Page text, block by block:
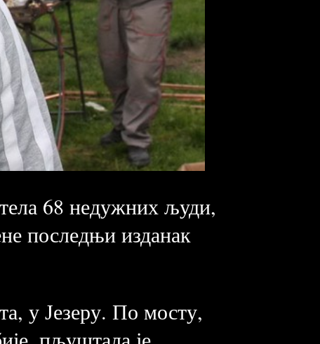
68 недужних људи,
последњи изданак
у Језеру. По мосту,